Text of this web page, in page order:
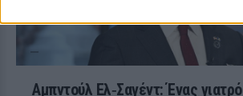
Αμπντούλ Ελ‑Σαγέντ: Ένας